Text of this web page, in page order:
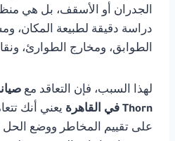
الجدران أو الأسقف، بل هي
دراسة دقيقة لطبيعة المكان،
الطوابق، ومخارج الطوارئ،
لهذا السبب، فإن التعاقد مع
Thorn في القاهرة
يعني أنك
على تقييم المخاطر ووضع